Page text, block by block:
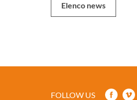
Elenco news
FOLLOW US